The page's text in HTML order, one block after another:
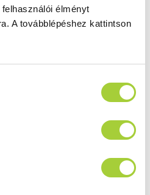
élményt
A továbblépéshez kattintson